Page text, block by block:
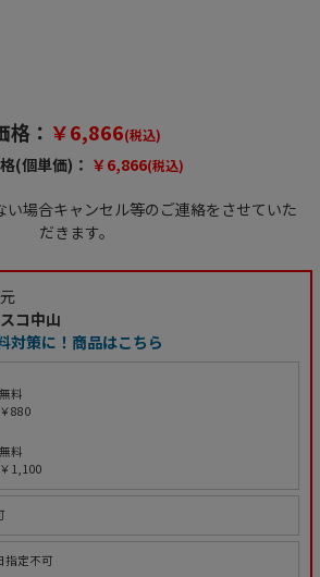
格： ￥6,866(税込)
(個単価)： ￥6,866(税込)
場合キャンセル等のご連絡をさせていた
だきます。
コ中山
対策に！商品はこちら
料
880
料
1,100
指定不可